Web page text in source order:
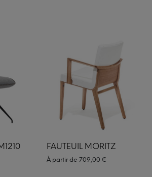
FAUTEUIL MORITZ
À partir de 709,00 €